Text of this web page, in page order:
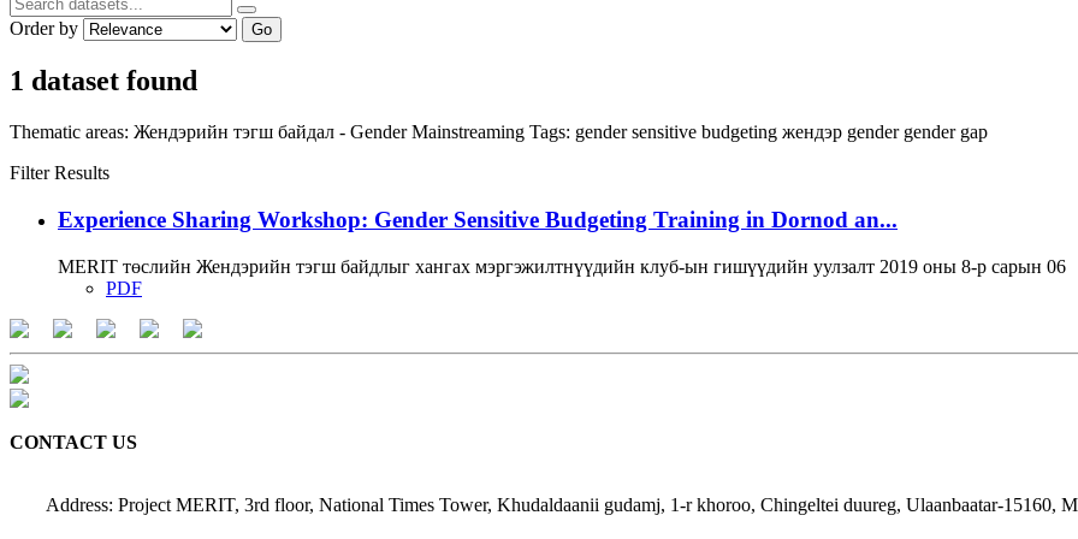
Order by Go
1 dataset found
Thematic areas: Жендэрийн тэгш байдал - Gender Mainstreaming Tags: gender sensitive budgeting жендэр gender gender gap
Filter Results
Experience Sharing Workshop: Gender Sensitive Budgeting Training in Dornod an...
MERIT төслийн Жендэрийн тэгш байдлыг хангах мэргэжилтнүүдийн клуб-ын гишүүдийн уулзалт 2019 оны 8-р сарын 06
PDF
CONTACT US
Address: Project MERIT, 3rd floor, National Times Tower, Khudaldaanii gudamj, 1-r khoroo, Chingeltei duureg, Ulaanbaatar-15160,